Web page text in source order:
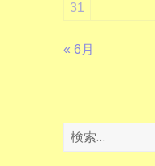
31
« 6月
検
索: